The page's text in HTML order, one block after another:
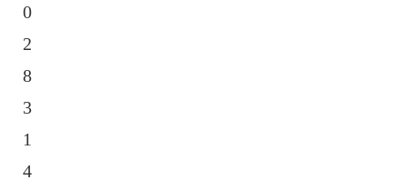
0
2
8
3
1
4